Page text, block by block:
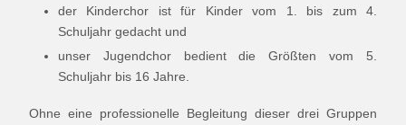
der Kinderchor ist für Kinder vom 1. bis zum 4.
Schuljahr gedacht und
unser Jugendchor bedient die Größten vom 5.
Schuljahr bis 16 Jahre.
Ohne eine professionelle Begleitung dieser drei Gruppen